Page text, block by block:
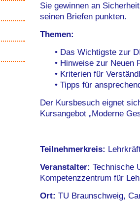
Sie gewinnen an
seinen Briefen punkten.
Themen:
• Das Wichtigste zur
• Hinweise zur Neuen
• Kriterien für
• Tipps für
Der Kursbesuch eignet
Kursangebot „Moderne
Teilnehmerkreis:
Veranstalter: Technische
Kompetenzzentrum für
Ort: TU Braunschweig,